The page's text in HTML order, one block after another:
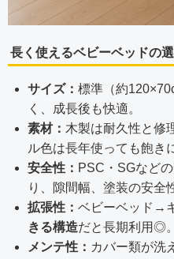
長く使えるベビーベッドの
サイズ： 標準（約
く、成長後も快適。
素材： 木製は耐久性と修
ル色は長年使っても飽き
安全性： PSC・SGなど
り、隙間幅、塗装の安全
拡張性： ベビーベッド→
きる構造だと長期利用◎。
メンテ性： カバー類が洗